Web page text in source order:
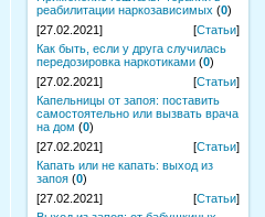
реабилитации наркозависимых (0)
[27.02.2021]
[Статьи]
Как быть, если у друга случилась
передозировка наркотиками (0)
[27.02.2021]
[Статьи]
Капельницы от запоя: поставить
самостоятельно или вызвать врача
на дом (0)
[27.02.2021]
[Статьи]
Капать или не капать: выход из
запоя (0)
[27.02.2021]
[Статьи]